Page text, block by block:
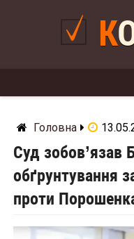
Головна
Суд зобов’язав
обґрунтування
проти